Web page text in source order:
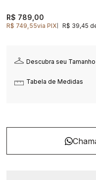
R$ 749,55via PIX R$ 39,45
R$ 789,00
Descubra seu Tamanho
Tabela de Medidas